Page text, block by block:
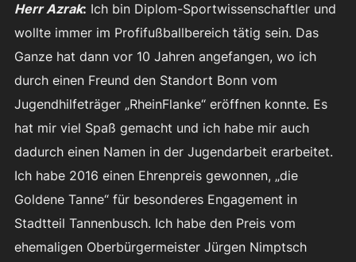
Herr Azrak: Ich bin Diplom-Sportwissenschaftler und
wollte immer im Profifußballbereich tätig sein. Das
Ganze hat dann vor 10 Jahren angefangen, wo ich
durch einen Freund den Standort Bonn vom
Jugendhilfeträger „RheinFlanke“ eröffnen konnte. Es
hat mir viel Spaß gemacht und ich habe mir auch
dadurch einen Namen in der Jugendarbeit erarbeitet.
Ich habe 2016 einen Ehrenpreis gewonnen, „die
Goldene Tanne“ für besonderes Engagement in
Stadtteil Tannenbusch. Ich habe den Preis vom
ehemaligen Oberbürgermeister Jürgen Nimptsch